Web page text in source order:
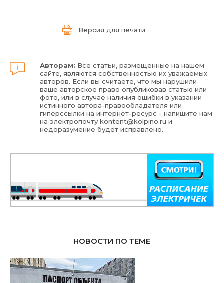
Версия для печати
Авторам: Все статьи, размещенные на нашем
сайте, являются собственностью их уважаемых
авторов. Если вы считаете, что мы нарушили
ваше авторское право опубликовав статью или
фото, или в случае наличия ошибки в указании
истинного автора-правообладателя или
гиперссылки на интернет-ресурс - напишите нам
на электропочтуkontent@kolpino.ru и
недоразумение будет исправлено.
НОВОСТИ ПО ТЕМЕ